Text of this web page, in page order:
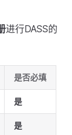
进行DASS的
是否必填
是
是